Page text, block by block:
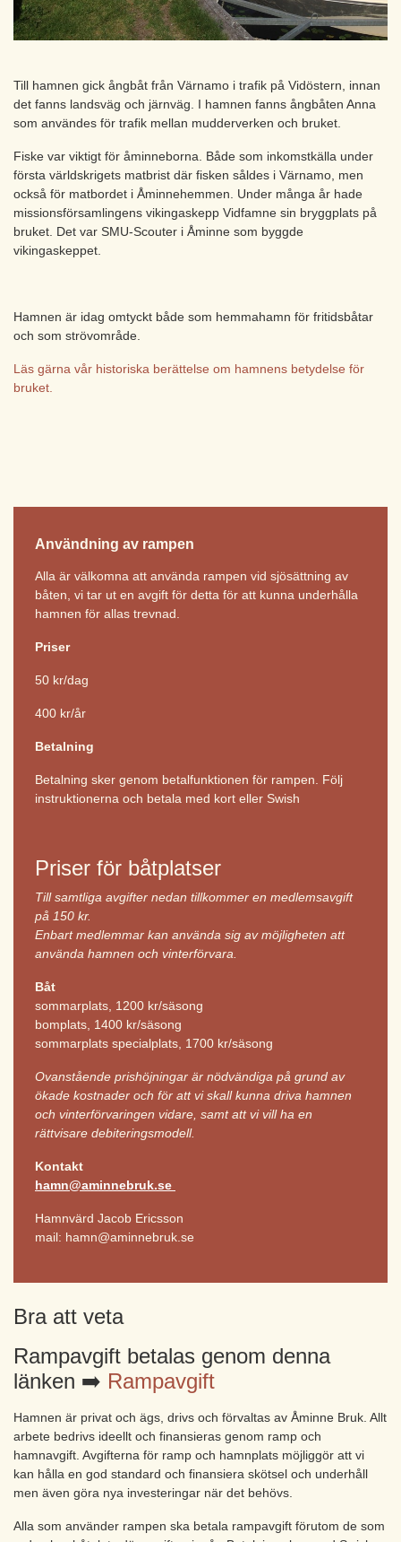
Till hamnen gick ångbåt från Värnamo i trafik på Vidöstern, innan
det fanns landsväg och järnväg. I hamnen fanns ångbåten Anna
som användes för trafik mellan mudderverken och bruket.
Fiske var viktigt för åminneborna. Både som inkomstkälla under
första världskrigets matbrist där fisken såldes i Värnamo, men
också för matbordet i Åminnehemmen. Under många år hade
missionsförsamlingens vikingaskepp Vidfamne sin bryggplats på
bruket. Det var SMU-Scouter i Åminne som byggde
vikingaskeppet.
Hamnen är idag omtyckt både som hemmahamn för fritidsbåtar
och som strövområde.
Läs gärna vår historiska berättelse om hamnens betydelse för
bruket.
Användning av rampen
Alla är välkomna att använda rampen vid sjösättning av
båten, vi tar ut en avgift för detta för att kunna underhålla
hamnen för allas trevnad.
Priser
50 kr/dag
400 kr/år
Betalning
Betalning sker genom betalfunktionen för rampen. Följ
instruktionerna och betala med kort eller Swish
Priser för båtplatser
Till samtliga avgifter nedan tillkommer en medlemsavgift
på 150 kr.
Enbart medlemmar kan använda sig av möjligheten att
använda hamnen och vinterförvara.
Båt
sommarplats, 1200 kr/säsong
bomplats, 1400 kr/säsong
sommarplats specialplats, 1700 kr/säsong
Ovanstående prishöjningar är nödvändiga på grund av
ökade kostnader och för att vi skall kunna driva hamnen
och vinterförvaringen vidare, samt att vi vill ha en
rättvisare debiteringsmodell.
Kontakt
hamn@aminnebruk.se
Hamnvärd Jacob Ericsson
mail: hamn@aminnebruk.se
Bra att veta
Rampavgift betalas genom denna
länken ➡️ Rampavgift
Hamnen är privat och ägs, drivs och förvaltas av Åminne Bruk. Allt
arbete bedrivs ideellt och finansieras genom ramp och
hamnavgift. Avgifterna för ramp och hamnplats möjliggör att vi
kan hålla en god standard och finansiera skötsel och underhåll
men även göra nya investeringar när det behövs.
Alla som använder rampen ska betala rampavgift förutom de som